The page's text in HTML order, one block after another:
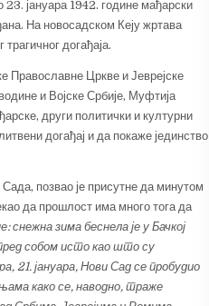
23. јануара 1942. године мађарски
На новосадском Кеју жртава
догађаја.
Православне Цркве и Јеврејске
и Војске Србије, Муфтија
други политички и културни
догађај и да покаже јединство
позвао је присутне да минутом
да прошлост има много тога да
снежна зима беснела је у Бачкој
собом исто као што су
21. јануара, Нови Сад се пробудио
како се, наводно, траже